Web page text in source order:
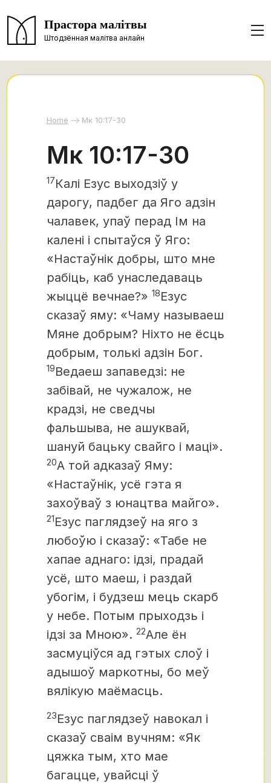
Прастора малітвы
Штодзённая малітва анлайн
Home Мк 10:17-30
Мк 10:17-30
17Калі Езус выходзіў у
дарогу, падбег да Яго адзін
чалавек, упаў перад Ім на
калені і спытаўся ў Яго:
«Настаўнік добры, што мне
рабіць, каб унаследаваць
жыццё вечнае?» 18Езус
сказаў яму: «Чаму называеш
Мяне добрым? Ніхто не ёсць
добрым, толькі адзін Бог.
19Ведаеш запаведзі: не
забівай, не чужалож, не
крадзі, не сведчы
фальшыва, не ашуквай,
шануй бацьку свайго і маці».
20А той адказаў Яму:
«Настаўнік, усё гэта я
захоўваў з юнацтва майго».
21Езус паглядзеў на яго з
любоўю і сказаў: «Табе не
хапае аднаго: ідзі, прадай
усё, што маеш, і раздай
убогім, і будзеш мець скарб
у небе. Потым прыходзь і
ідзі за Мною». 22Але ён
засмуціўся ад гэтых слоў і
адышоў маркотны, бо меў
вялікую маёмасць.
23Езус паглядзеў навокал і
сказаў сваім вучням: «Як
цяжка тым, хто мае
багацце, увайсці ў